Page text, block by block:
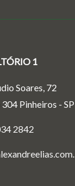
1
Soares, 72
Pinheiros - SP
2842